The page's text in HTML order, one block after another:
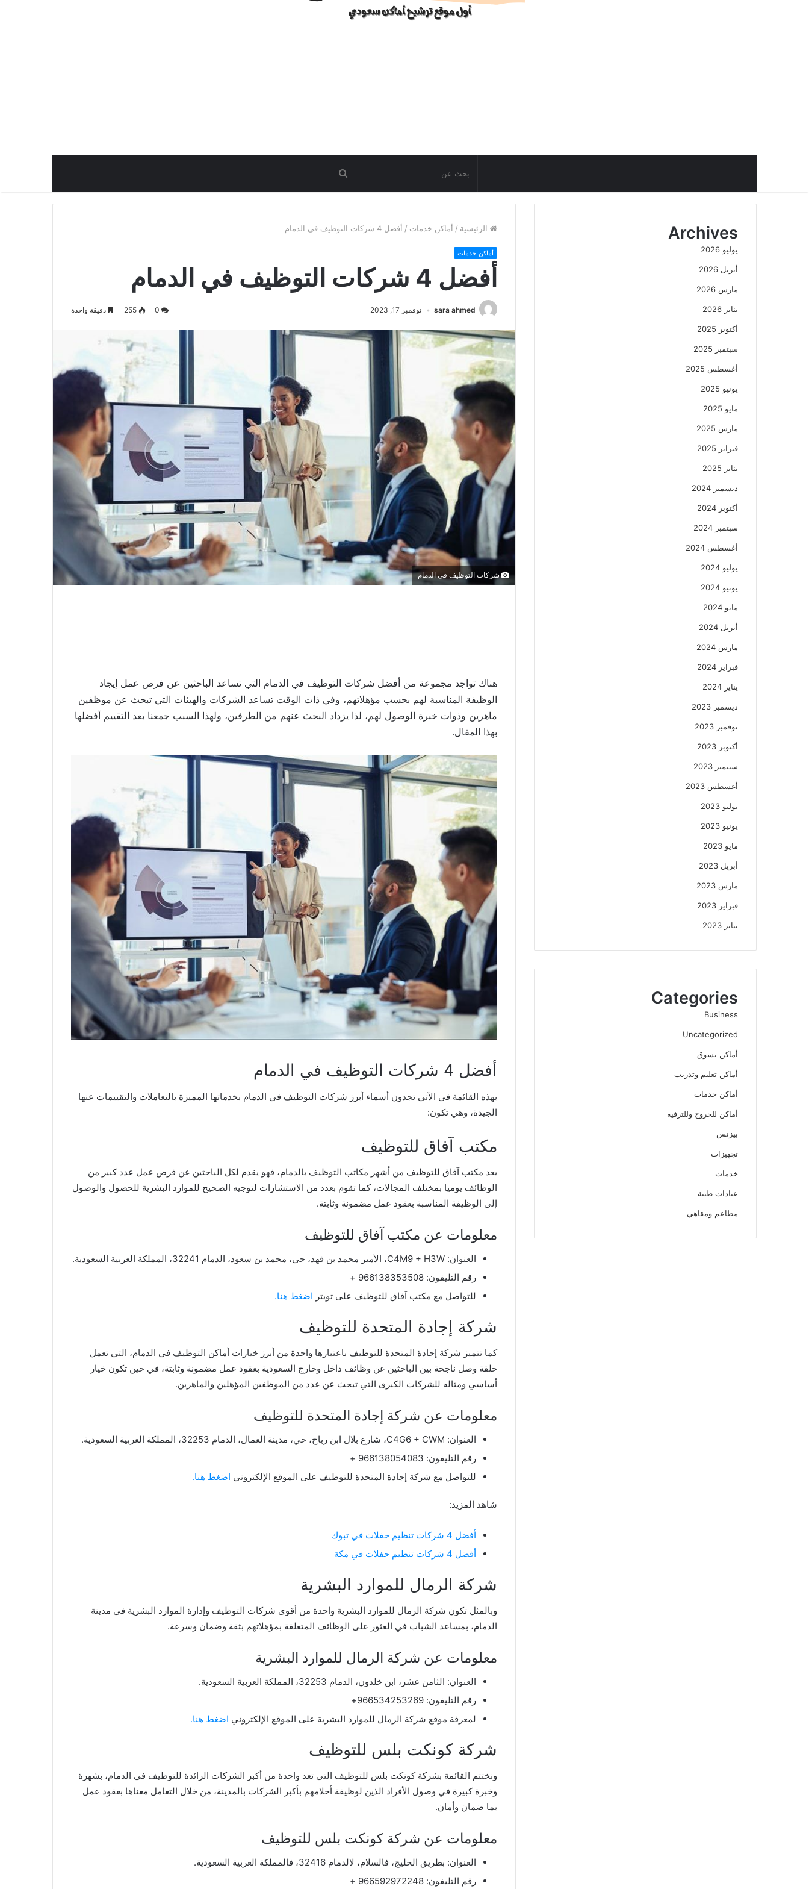
الرئيسية / أماكن خدمات / أفضل 4 شركات التوظيف في الدمام
أماكن خدمات
أفضل 4 شركات التوظيف في الدمام
sara ahmed نوفمبر 17, 2023 255 دقيقة واحدة
شركات التوظيف في الدمام
هناك تواجد مجموعة من أفضل شركات التوظيف في الدمام التي تساعد الباحثين عن فرص عمل إيجاد
الوظيفة المناسبة لهم بحسب مؤهلاتهم، وفي ذات الوقت تساعد الشركات والهيئات التي تبحث عن موظفين
ماهرين وذوات خبرة الوصول لهم، لذا يزداد البحث عنهم من الطرفين، ولهذا السبب جمعنا بعد التقييم أفضلها
بهذا المقال.
أفضل 4 شركات التوظيف في الدمام
بهذه القائمة في الآتي تجدون أسماء أبرز شركات التوظيف في الدمام بخدماتها المميزة بالتعاملات والتقييمات عنها
الجيدة، وهي تكون:
مكتب آفاق للتوظيف
يعد مكتب آفاق للتوظيف من أشهر مكاتب التوظيف بالدمام، فهو يقدم لكل الباحثين عن فرص عمل عدد كبير من
الوظائف يوميا بمختلف المجالات، كما تقوم بعدد من الاستشارات لتوجيه الصحيح للموارد البشرية للحصول والوصول
إلى الوظيفة المناسبة بعقود عمل مضمونة وثابتة.
معلومات عن مكتب آفاق للتوظيف
العنوان: C4M9 + H3W، الأمير محمد بن فهد، حي، محمد بن سعود، الدمام 32241، المملكة العربية السعودية.
رقم التليفون: 966138353508 +
للتواصل مع مكتب آفاق للتوظيف على تويتر اضغط هنا.
شركة إجادة المتحدة للتوظيف
كما تتميز شركة إجادة المتحدة للتوظيف باعتبارها واحدة من أبرز خيارات أماكن التوظيف في الدمام، التي تعمل
حلقة وصل ناجحة بين الباحثين عن وظائف داخل وخارج السعودية بعقود عمل مضمونة وثابتة، في حين تكون خيار
أساسي ومثاله للشركات الكبرى التي تبحث عن عدد من الموظفين المؤهلين والماهرين.
معلومات عن شركة إجادة المتحدة للتوظيف
العنوان: C4G6 + CWM، شارع بلال ابن رباح، حي، مدينة العمال، الدمام 32253، المملكة العربية السعودية.
رقم التليفون: 966138054083 +
للتواصل مع شركة إجادة المتحدة للتوظيف على الموقع الإلكتروني اضغط هنا.
شاهد المزيد:
أفضل 4 شركات تنظيم حفلات في تبوك
أفضل 4 شركات تنظيم حفلات في مكة
شركة الرمال للموارد البشرية
وبالمثل تكون شركة الرمال للموارد البشرية واحدة من أقوى شركات التوظيف وإدارة الموارد البشرية في مدينة
الدمام، بمساعد الشباب في العثور على الوظائف المتعلقة بمؤهلاتهم بثقة وضمان وسرعة.
معلومات عن شركة الرمال للموارد البشرية
العنوان: الثامن عشر، ابن خلدون، الدمام 32253، المملكة العربية السعودية.
رقم التليفون: 966534253269+
لمعرفة موقع شركة الرمال للموارد البشرية على الموقع الإلكتروني اضغط هنا.
شركة كونكت بلس للتوظيف
ونختتم القائمة بشركة كونكت بلس للتوظيف التي تعد واحدة من أكبر الشركات الرائدة للتوظيف في الدمام، بشهرة
وخبرة كبيرة في وصول الأفراد الذين لوظيفة أحلامهم بأكبر الشركات بالمدينة، من خلال التعامل معناها بعقود عمل
بما ضمان وأمان.
معلومات عن شركة كونكت بلس للتوظيف
العنوان: بطريق الخليج، فالسلام، لالدمام 32416، فالمملكة العربية السعودية.
رقم التليفون: 966592972248 +
Archives
يوليو 2026
أبريل 2026
مارس 2026
يناير 2026
أكتوبر 2025
سبتمبر 2025
أغسطس 2025
يونيو 2025
مايو 2025
مارس 2025
فبراير 2025
يناير 2025
ديسمبر 2024
أكتوبر 2024
سبتمبر 2024
أغسطس 2024
يوليو 2024
يونيو 2024
مايو 2024
أبريل 2024
مارس 2024
فبراير 2024
يناير 2024
ديسمبر 2023
نوفمبر 2023
أكتوبر 2023
سبتمبر 2023
أغسطس 2023
يوليو 2023
يونيو 2023
مايو 2023
أبريل 2023
مارس 2023
فبراير 2023
يناير 2023
Categories
Business
Uncategorized
أماكن تسوق
أماكن تعليم وتدريب
أماكن خدمات
أماكن للخروج وللترفيه
بيزنس
تجهيزات
خدمات
عيادات طبية
مطاعم ومقاهي